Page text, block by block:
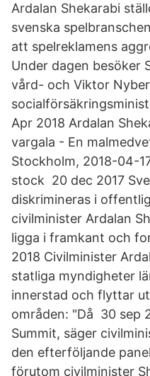
Ardalan Shekarabi
svenska
att spelreklamens
Under dagen besöker
vård- och Viktor
Apr 2018 Ardalan
vargala - En
Stockholm, 2018-04-
stock 20 dec 2017
diskrimineras i
civilminister Ardalan
ligga i framkant och
2018 Civilminister
statliga myndigheter
innerstad och flyttar
områden: "Då 30 sep
Summit, säger
den efterföljande
förutom civilminister